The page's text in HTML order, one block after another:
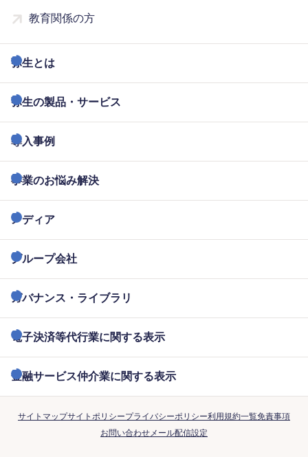
教育関係の方
弥生とは
弥生の製品・サービス
導入事例
事業のお悩み解決
メディア
グループ会社
ガバナンス・ライブラリ
電子決済等代行業に関する表示
金融サービス仲介業に関する表示
サイトマップサイトポリシープライバシーポリシー利用規約一覧免責事項
お問い合わせメール配信設定